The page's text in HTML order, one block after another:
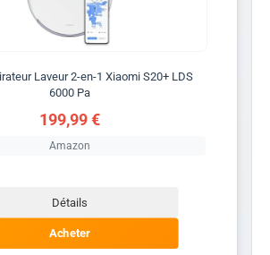
Laveur 2-en-1 Xiaomi S20+ LDS
6000 Pa
199,99 €
Amazon
Détails
Acheter